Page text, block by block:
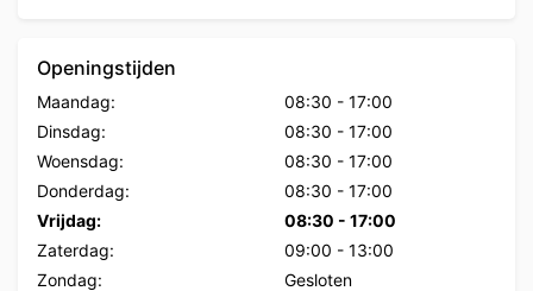
Openingstijden
Maandag: 08:30 - 17:00
Dinsdag:
08:30 - 17:00
Woensdag:
08:30 - 17:00
Donderdag:
08:30 - 17:00
Vrijdag:
08:30 - 17:00
Zaterdag:
09:00 - 13:00
Zondag:
Gesloten